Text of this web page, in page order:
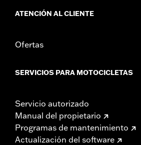
ATENCIÓN AL CLIENTE
Ofertas
SERVICIOS PARA MOTOCICLETAS
Servicio autorizado
Manual del propietario
Programas de mantenimiento
Actualización del software